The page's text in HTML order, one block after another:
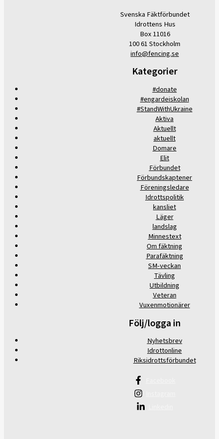
Svenska Fäktförbundet
Idrottens Hus
Box 11016
100 61 Stockholm
info@fencing.se
Kategorier
#donate
#engardeiskolan
#StandWithUkraine
Aktiva
Aktuellt
aktuellt
Domare
Elit
Förbundet
Förbundskaptener
Föreningsledare
Idrottspolitik
kansliet
Läger
landslag
Minnestext
Om fäktning
Parafäktning
SM-veckan
Tävling
Utbildning
Veteran
Vuxenmotionärer
Följ/logga in
Nyhetsbrev
Idrottonline
Riksidrottsförbundet